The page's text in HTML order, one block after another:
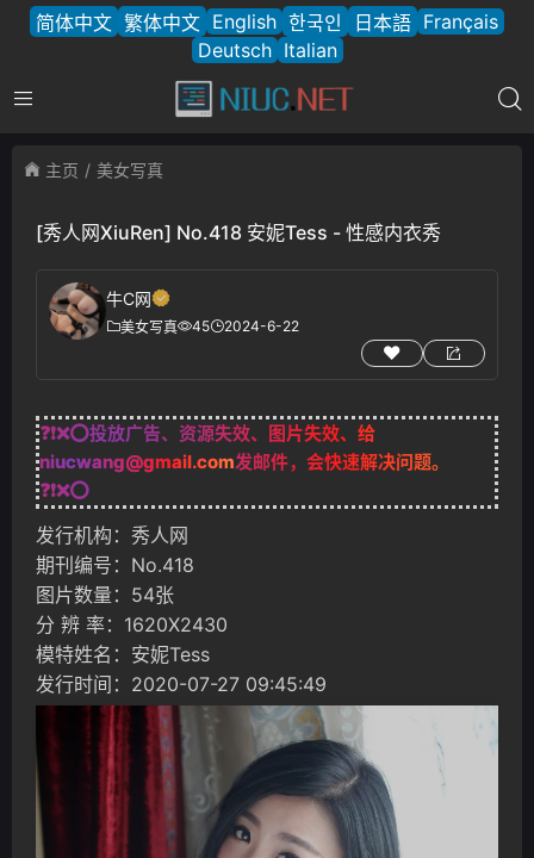
简体中文 繁体中文 English 한국인 日本語 Français
Deutsch Italian
主页 美女写真
[秀人网XiuRen] No.418 安妮Tess - 性感内衣秀
牛C网
美女写真 45 2024-6-22
❓❗❌⭕投放广告、资源失效、图片失效、给
niucwang@gmail.com发邮件，会快速解决问题。
❓❗❌⭕
发行机构：秀人网
期刊编号：No.418
图片数量：54张
分 辨 率：1620X2430
模特姓名：安妮Tess
发行时间：2020-07-27 09:45:49